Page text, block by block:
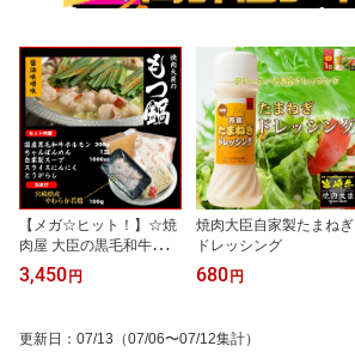
【メガ☆ヒット！】☆焼
肉屋 大臣の黒毛和牛もつ
鍋2013！10000食突破！
1月13日楽天ランキング1
ン）3冠達成！！【5,000
3,450 円
焼肉大臣自家製たまねぎ
ドレッシング
680 円
更新日 ： 07/13 （07/06〜07/12集計）